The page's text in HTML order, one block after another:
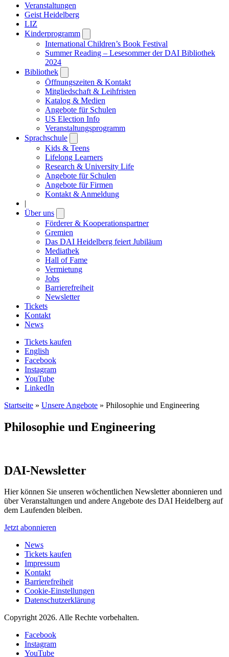
Veranstaltungen
Geist Heidelberg
LIZ
Kinderprogramm
submenu
International Children’s Book Festival
Summer Reading – Lesesommer der DAI Bibliothek
2024
Bibliothek
submenu
Öffnungszeiten & Kontakt
Mitgliedschaft & Leihfristen
Katalog & Medien
Angebote für Schulen
US Election Info
Veranstaltungsprogramm
Sprachschule
submenu
Kids & Teens
Lifelong Learners
Research & University Life
Angebote für Schulen
Angebote für Firmen
Kontakt & Anmeldung
|
Über uns
submenu
Förderer & Kooperationspartner
Gremien
Das DAI Heidelberg feiert Jubiläum
Mediathek
Hall of Fame
Vermietung
Jobs
Barrierefreiheit
Newsletter
Tickets
Kontakt
News
Tickets kaufen
English
Facebook
Instagram
YouTube
LinkedIn
Startseite » Unsere Angebote » Philosophie und Engineering
Philosophie und Engineering
DAI-Newsletter
Hier können Sie unseren wöchentlichen Newsletter abonnieren und
über Veranstaltungen und andere Angebote des DAI Heidelberg auf
dem Laufenden bleiben.
Jetzt abonnieren
News
Tickets kaufen
Impressum
Kontakt
Barrierefreiheit
Cookie-Einstellungen
Datenschutzerklärung
Copyright 2026. Alle Rechte vorbehalten.
Facebook
Instagram
YouTube